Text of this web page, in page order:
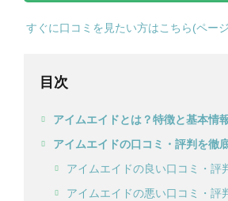
すぐに口コミを見たい方はこちら(ペー
目次
アイムエイドとは？特徴と基本情
アイムエイドの口コミ・評判を徹
アイムエイドの良い口コミ・評
アイムエイドの悪い口コミ・評